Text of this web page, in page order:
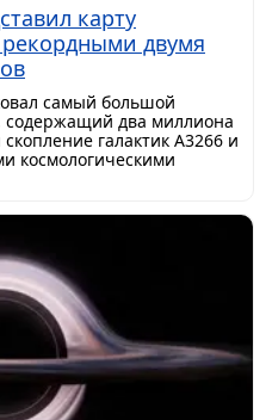
карту
рекордными двумя
самый большой
содержащий два миллиона
галактик A3266 и
космологическими